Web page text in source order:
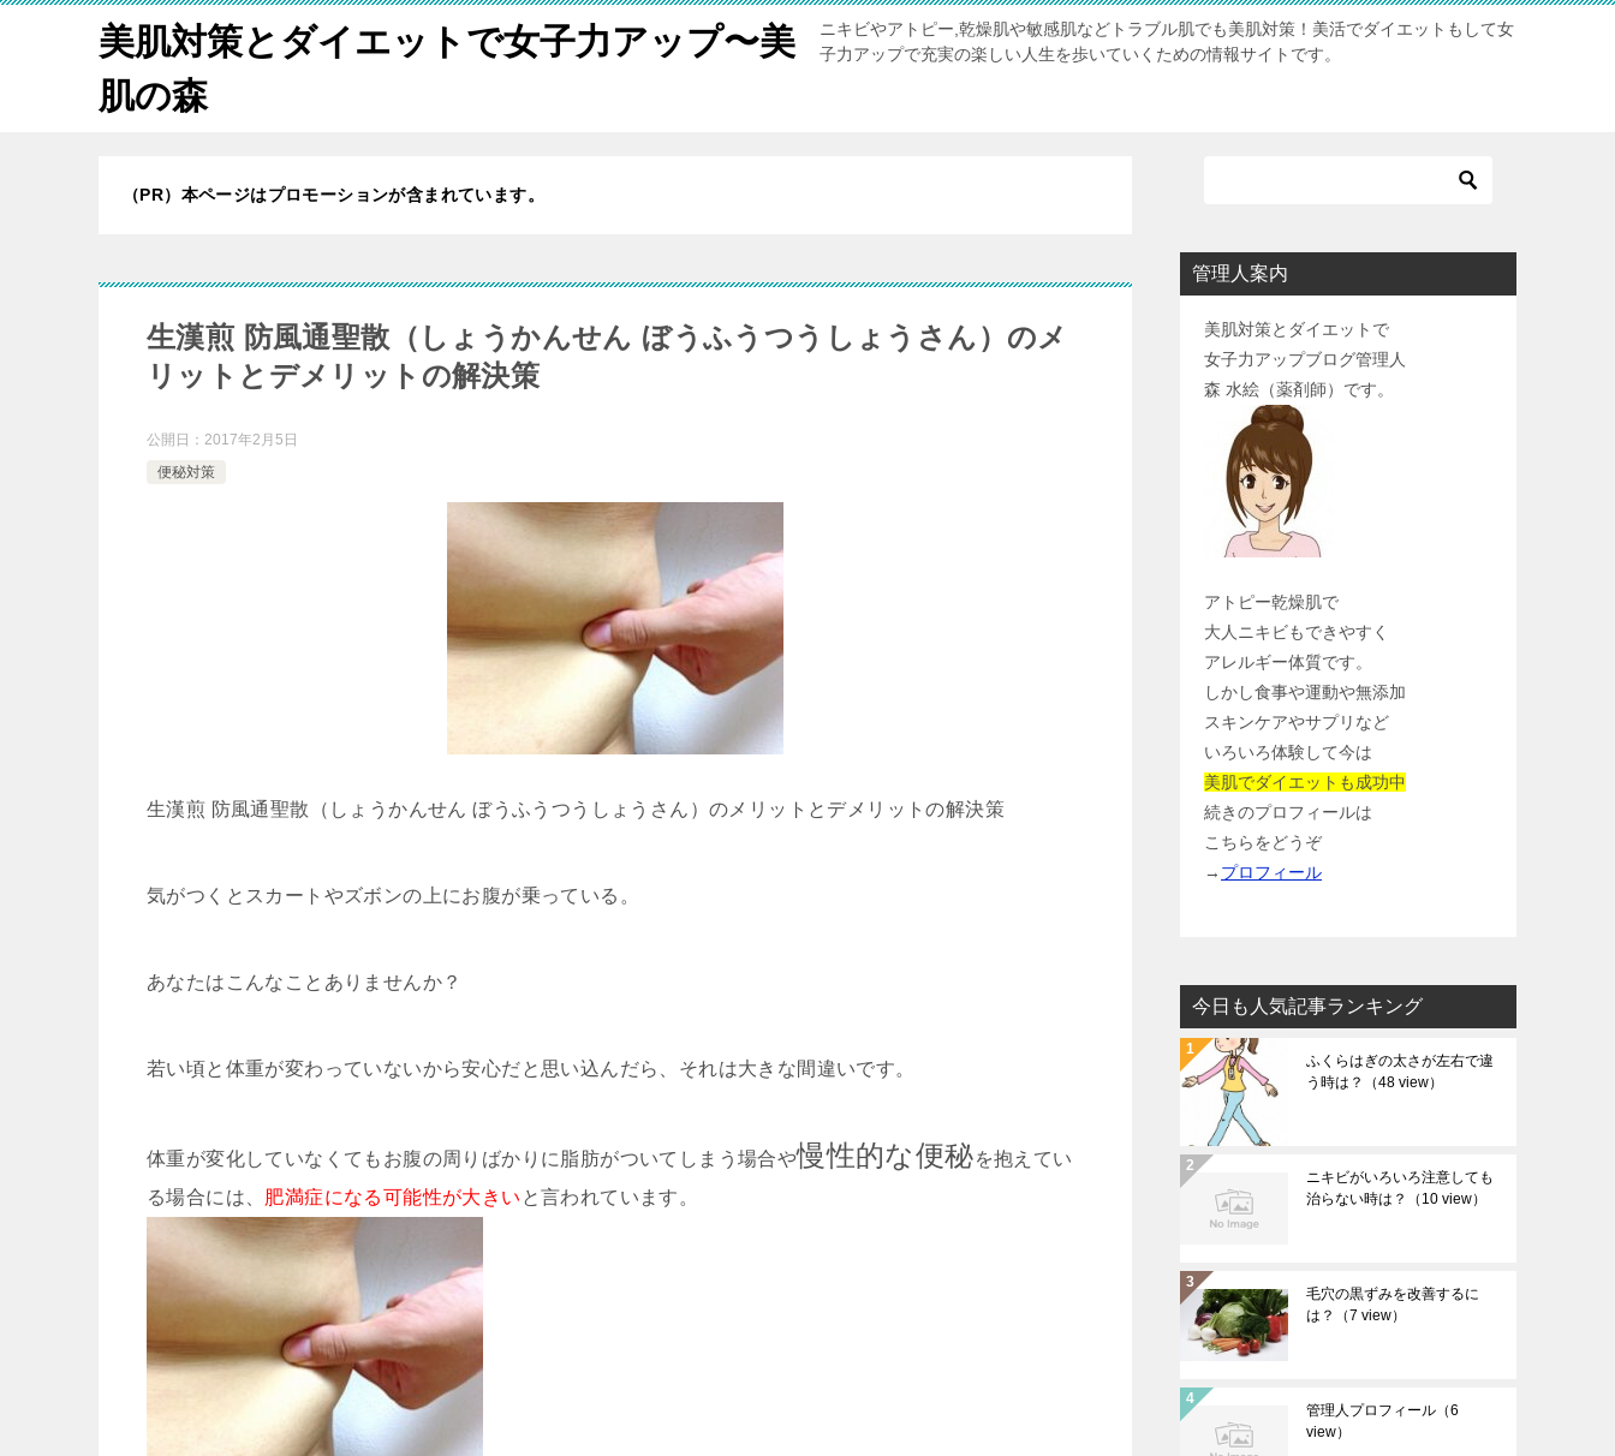
美肌対策とダイエットで女子力アップ〜美
肌の森
ニキビやアトピー,乾燥肌や敏感肌などトラブル肌でも美肌対策！美活でダイエットもして女
子力アップで充実の楽しい人生を歩いていくための情報サイトです。
（PR）本ページはプロモーションが含まれています。
生漢煎 防風通聖散（しょうかんせん ぼうふうつうしょうさん）のメ
リットとデメリットの解決策
公開日： 2017年2月5日
便秘対策
生漢煎 防風通聖散（しょうかんせん ぼうふうつうしょうさん）のメリットとデメリットの解決策
気がつくとスカートやズボンの上にお腹が乗っている。
あなたはこんなことありませんか？
若い頃と体重が変わっていないから安心だと思い込んだら、それは大きな間違いです。
体重が変化していなくてもお腹の周りばかりに脂肪がついてしまう場合や慢性的な便秘を抱えてい
る場合には、 肥満症になる可能性が大きい と言われています。
管理人案内
美肌対策とダイエットで
女子力アップブログ管理人
森 水絵（薬剤師）です。
アトピー乾燥肌で
大人ニキビもできやすく
アレルギー体質です。
しかし食事や運動や無添加
スキンケアやサプリなど
いろいろ体験して今は
美肌でダイエットも成功中
続きのプロフィールは
こちらをどうぞ
→ プロフィール
今日も人気記事ランキング
ふくらはぎの太さが左右で違
う時は？
（48 view）
ニキビがいろいろ注意しても
治らない時は？
（10 view）
毛穴の黒ずみを改善するに
は？
（7 view）
管理人プロフィール （6
view）